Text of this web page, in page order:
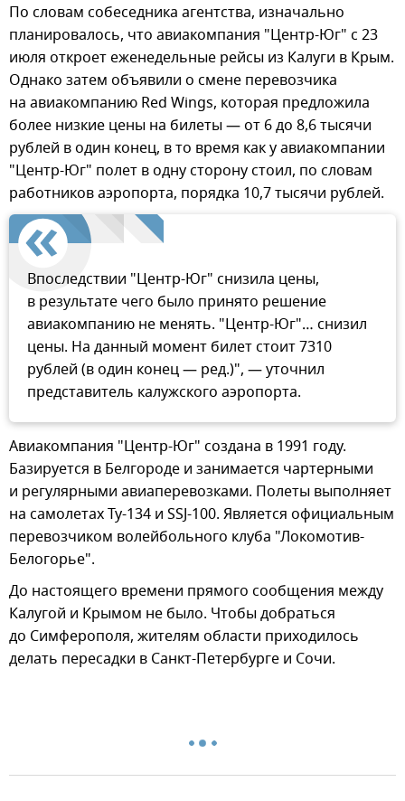
По словам собеседника агентства, изначально
планировалось, что авиакомпания "Центр-Юг" с 23
июля откроет еженедельные рейсы из Калуги в Крым.
Однако затем объявили о смене перевозчика
на авиакомпанию Red Wings, которая предложила
более низкие цены на билеты — от 6 до 8,6 тысячи
рублей в один конец, в то время как у авиакомпании
"Центр-Юг" полет в одну сторону стоил, по словам
работников аэропорта, порядка 10,7 тысячи рублей.
Впоследствии "Центр-Юг" снизила цены,
в результате чего было принято решение
авиакомпанию не менять. "Центр-Юг"… снизил
цены. На данный момент билет стоит 7310
рублей (в один конец — ред.)", — уточнил
представитель калужского аэропорта.
Авиакомпания "Центр-Юг" создана в 1991 году.
Базируется в Белгороде и занимается чартерными
и регулярными авиаперевозками. Полеты выполняет
на самолетах Ту-134 и SSJ-100. Является официальным
перевозчиком волейбольного клуба "Локомотив-
Белогорье".
До настоящего времени прямого сообщения между
Калугой и Крымом не было. Чтобы добраться
до Симферополя, жителям области приходилось
делать пересадки в Санкт-Петербурге и Сочи.